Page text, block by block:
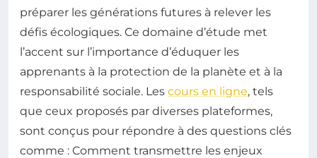
préparer les générations futures à relever les
défis écologiques. Ce domaine d’étude met
l’accent sur l’importance d’éduquer les
apprenants à la protection de la planète et à la
responsabilité sociale. Les cours en ligne, tels
que ceux proposés par diverses plateformes,
sont conçus pour répondre à des questions clés
comme : Comment transmettre les enjeux